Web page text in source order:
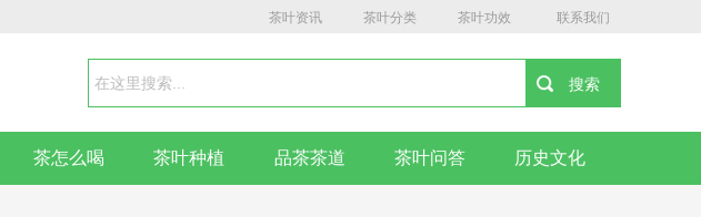
茶叶资讯 茶叶分类 茶叶功效 联系我们
茶怎么喝 茶叶种植 品茶茶道 茶叶问答 历史文化